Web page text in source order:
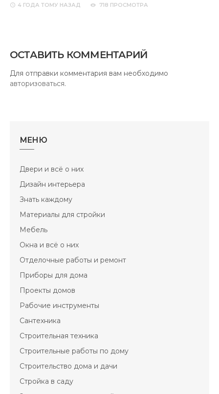
4 ГОДА ТОМУ НАЗАД 718 ПРОСМОТРА
ОСТАВИТЬ КОММЕНТАРИЙ
Для отправки комментария вам необходимо
авторизоваться.
МЕНЮ
Двери и всё о них
Дизайн интерьера
Знать каждому
Материалы для стройки
Мебель
Окна и всё о них
Отделочные работы и ремонт
Приборы для дома
Проекты домов
Рабочие инструменты
Сантехника
Строительная техника
Строительные работы по дому
Строительство дома и дачи
Стройка в саду